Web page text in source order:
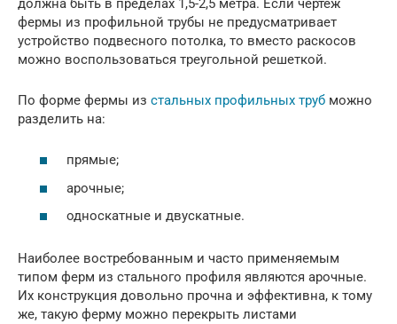
должна быть в пределах 1,5-2,5 метра. Если чертеж
фермы из профильной трубы не предусматривает
устройство подвесного потолка, то вместо раскосов
можно воспользоваться треугольной решеткой.
По форме фермы из стальных профильных труб можно
разделить на:
прямые;
арочные;
односкатные и двускатные.
Наиболее востребованным и часто применяемым
типом ферм из стального профиля являются арочные.
Их конструкция довольно прочна и эффективна, к тому
же, такую ферму можно перекрыть листами